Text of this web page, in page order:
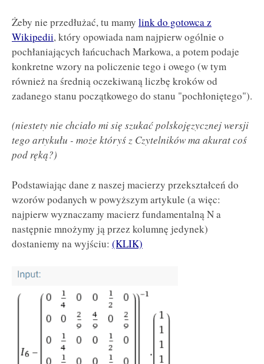
Żeby nie przedłużać, tu mamy link do gotowca z
Wikipedii, który opowiada nam najpierw ogólnie o
pochłaniających łańcuchach Markowa, a potem podaje
konkretne wzory na policzenie tego i owego (w tym
również na średnią oczekiwaną liczbę kroków od
zadanego stanu początkowego do stanu "pochłoniętego").
(niestety nie chciało mi się szukać polskojęzycznej wersji
tego artykułu - może któryś z Czytelników ma akurat coś
pod ręką?)
Podstawiając dane z naszej macierzy przekształceń do
wzorów podanych w powyższym artykule (a więc:
najpierw wyznaczamy macierz fundamentalną N a
następnie mnożymy ją przez kolumnę jedynek)
dostaniemy na wyjściu: (KLIK)